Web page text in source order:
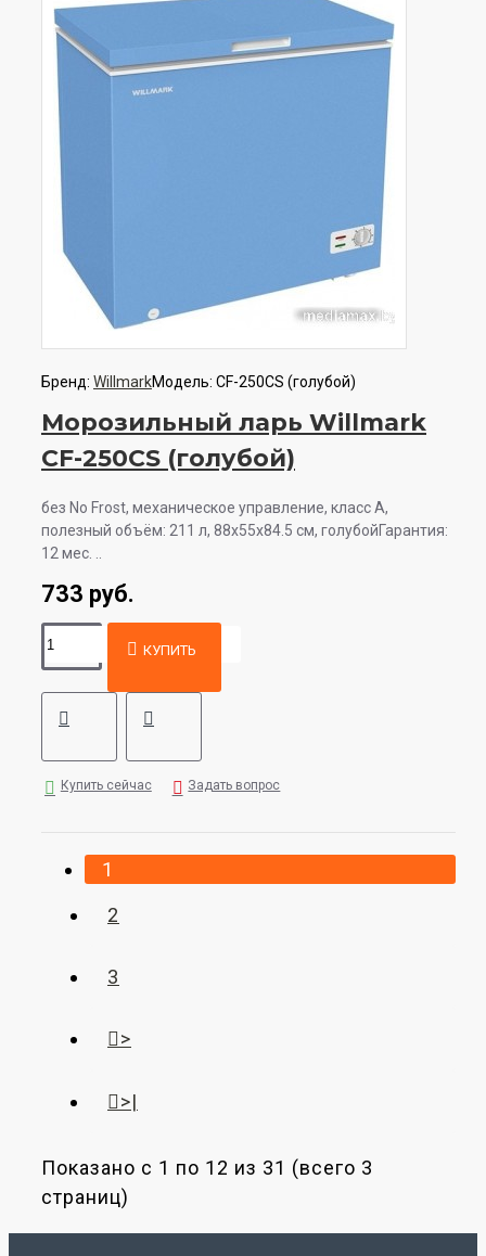
Бренд: WillmarkМодель: CF-250CS (голубой)
Морозильный ларь Willmark
CF-250CS (голубой)
без No Frost, механическое управление, класс A,
полезный объём: 211 л, 88x55x84.5 см, голубойГарантия:
12 мес. ..
733 руб.
КУПИТЬ
Купить сейчас Задать вопрос
1
2
3
>
>|
Показано с 1 по 12 из 31 (всего 3
страниц)